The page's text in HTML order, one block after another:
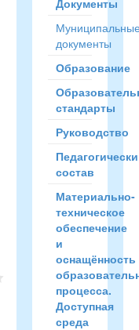
Документы
документы
Образование
стандарты
Руководство
состав
Материально-
техническое
обеспечение
и
оснащённость
процесса.
Доступная
среда